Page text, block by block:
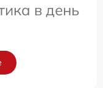
в день